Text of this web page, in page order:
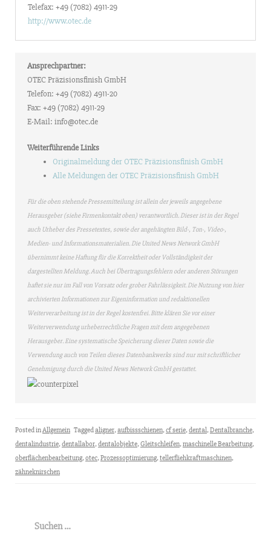
Telefax: +49 (7082) 4911-29
http://www.otec.de
Ansprechpartner:
OTEC Präzisionsfinish GmbH
Telefon: +49 (7082) 4911-20
Fax: +49 (7082) 4911-29
E-Mail: info@otec.de
Weiterführende Links
Originalmeldung der OTEC Präzisionsfinish GmbH
Alle Meldungen der OTEC Präzisionsfinish GmbH
Für die oben stehende Pressemitteilung ist allein der jeweils angegebene
Herausgeber (siehe Firmenkontakt oben) verantwortlich. Dieser ist in der Regel
auch Urheber des Pressetextes, sowie der angehängten Bild-, Ton-, Video-,
Medien- und Informationsmaterialien. Die United News Network GmbH
übernimmt keine Haftung für die Korrektheit oder Vollständigkeit der
dargestellten Meldung. Auch bei Übertragungsfehlern oder anderen Störungen
haftet sie nur im Fall von Vorsatz oder grober Fahrlässigkeit. Die Nutzung von hier
archivierten Informationen zur Eigeninformation und redaktionellen
Weiterverarbeitung ist in der Regel kostenfrei. Bitte klären Sie vor einer
Weiterverwendung urheberrechtliche Fragen mit dem angegebenen
Herausgeber. Eine systematische Speicherung dieser Daten sowie die
Verwendung auch von Teilen dieses Datenbankwerks sind nur mit schriftlicher
Genehmigung durch die United News Network GmbH gestattet.
Posted inAllgemein Taggedaligner,aufbissschienen,cf serie,dental,Dentalbranche,
dentalindustrie,dentallabor,dentalobjekte,Gleitschleifen,maschinelle Bearbeitung,
oberflächenbearbeitung,otec,Prozessoptimierung,tellerfliehkraftmaschinen,
zähneknirschen
nach: